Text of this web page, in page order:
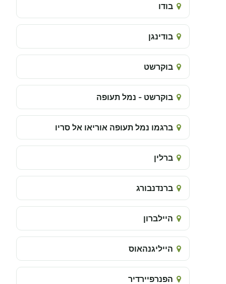
בודו
בודינגן
בוקרשט
בוקרשט - נמל תעופה
ברגמו נמל תעופה אוריאו אל סריו
ברלין
ברנדנבורג
היילברון
הייליגנהאוס
הפנרפיירדיר